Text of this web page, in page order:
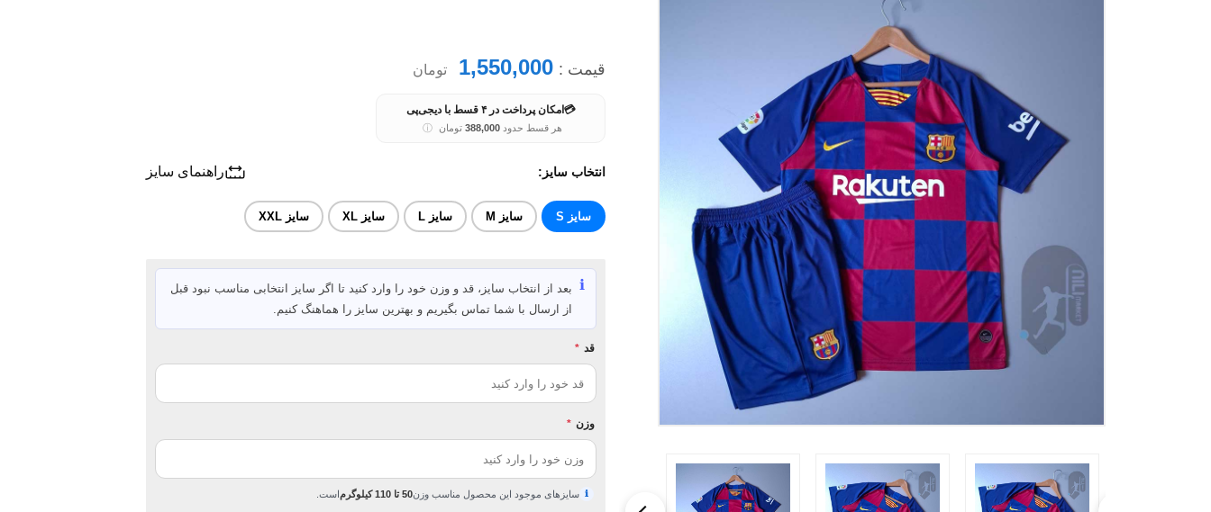
قیمت : 1,550,000 تومان
💳 امکان پرداخت در ۴ قسط با دیجی‌پی
هر قسط حدود 388,000 تومان ⓘ
انتخاب سایز: راهنمای سایز
سایز S سایز M سایز L سایز XL سایز XXL
ℹ️ بعد از انتخاب سایز، قد و وزن خود را وارد کنید تا اگر سایز انتخابی مناسب نبود قبل
از ارسال با شما تماس بگیریم و بهترین سایز را هماهنگ کنیم.
قد *
وزن *
ℹ سایزهای موجود این محصول مناسب وزن50 تا 110 کیلوگرم است.